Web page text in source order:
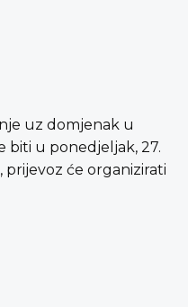
uz domjenak u
biti u ponedjeljak, 27.
prijevoz će organizirati